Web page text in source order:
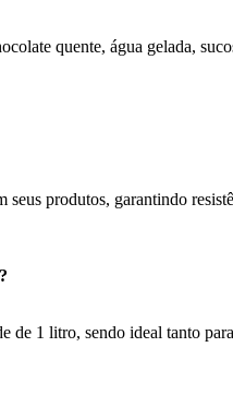
quente, água gelada,
produtos, garantindo
de 1 litro, sendo ideal tanto